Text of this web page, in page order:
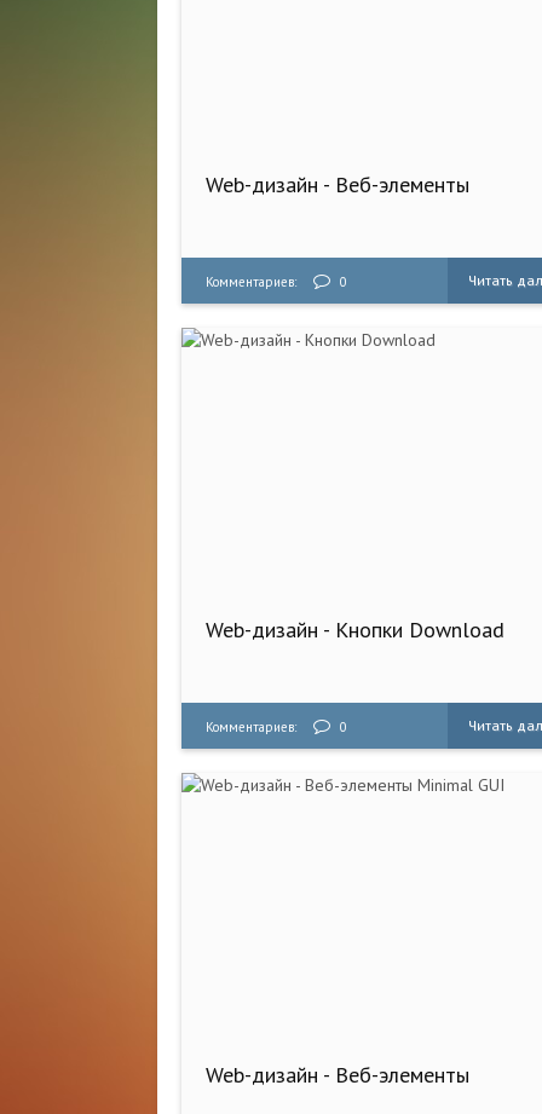
Web-дизайн - Веб-элементы
Комментариев: 0 Читать
Web-дизайн - Кнопки Download
Комментариев: 0 Читать
Web-дизайн - Веб-элементы